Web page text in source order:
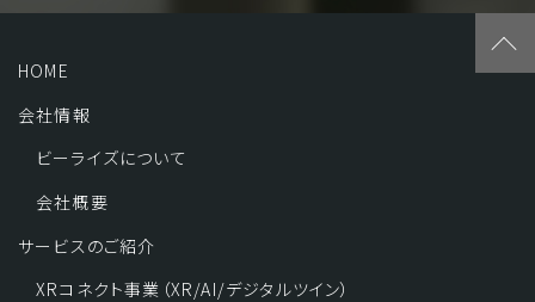
HOME
会社情報
ビーライズについて
会社概要
サービスのご紹介
XRコネクト事業（XR/AI/デジタルツイン）